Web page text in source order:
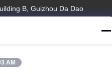
B, Guizhou Da Dao
Guangdong, Cina
AM